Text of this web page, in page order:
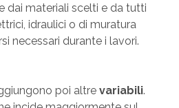
dai materiali scelti e da tutti
idraulici o di muratura
necessari durante i lavori.
poi altre variabili.